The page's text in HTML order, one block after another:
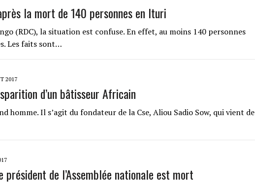
la mort de 140 personnes en Ituri
(RDC), la situation est confuse. En effet, au moins 140 personnes
Les faits sont…
2017
d’un bâtisseur Africain
homme. Il s’agit du fondateur de la Cse, Aliou Sadio Sow, qui vient de
président de l’Assemblée nationale est mort